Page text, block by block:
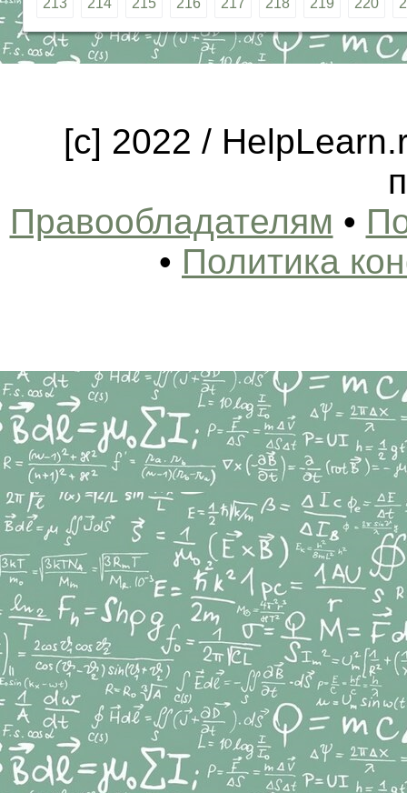
213 214 215 216 217 218 219 220
[c] 2022 /
Правообладателям •
• Политика